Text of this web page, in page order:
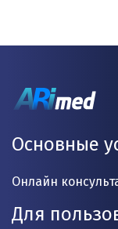
Основные
Онлайн
Для